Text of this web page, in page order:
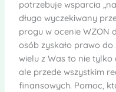
potrzebuje wsparcia
długo wyczekiwany
progu w ocenie WZON
osób zyskało prawo
wielu z Was to nie
ale przede wszystkim
finansowych. Pomoc,